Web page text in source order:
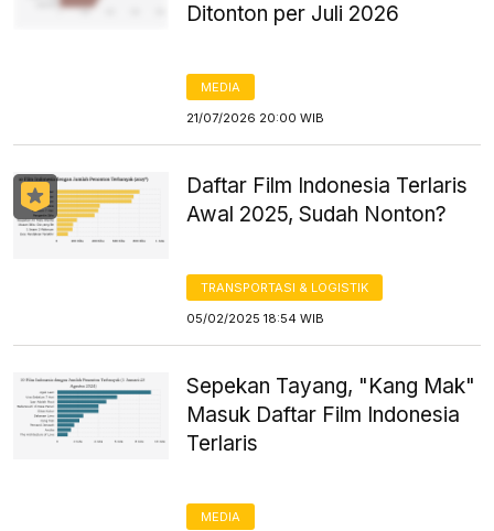
Ditonton per Juli 2026
MEDIA
21/07/2026 20:00 WIB
Daftar Film Indonesia Terlaris
Awal 2025, Sudah Nonton?
TRANSPORTASI & LOGISTIK
05/02/2025 18:54 WIB
Sepekan Tayang, "Kang Mak"
Masuk Daftar Film Indonesia
Terlaris
MEDIA